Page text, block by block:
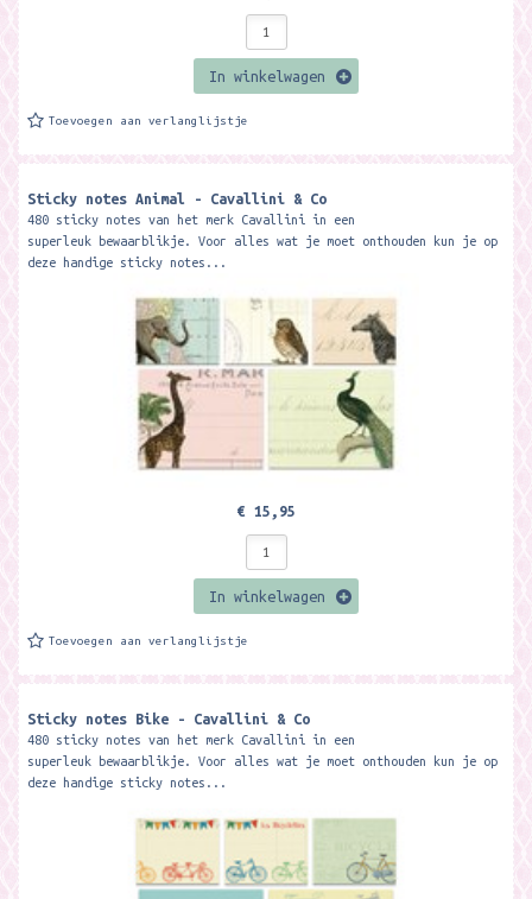
In winkelwagen
Toevoegen aan verlanglijstje
Sticky notes Animal - Cavallini & Co
480 sticky notes van het merk Cavallini in een
superleuk bewaarblikje. Voor alles wat je moet onthouden kun je op
deze handige sticky notes...
€ 15,95
In winkelwagen
Toevoegen aan verlanglijstje
Sticky notes Bike - Cavallini & Co
480 sticky notes van het merk Cavallini in een
superleuk bewaarblikje. Voor alles wat je moet onthouden kun je op
deze handige sticky notes...